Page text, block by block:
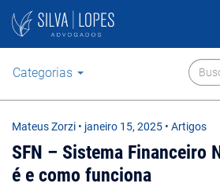
Categorias
Mateus Zorzi • janeiro 15, 2025 • Artigos
SFN – Sistema Financeiro
é e como funciona